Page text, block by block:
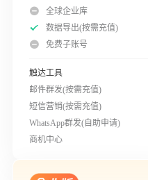
全球企业库
数据导出(按需充值)
免费子账号
触达工具
邮件群发(按需充值)
短信营销(按需充值)
WhatsApp群发(自助申请)
商机中心